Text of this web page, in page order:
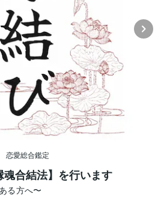
恋愛総合鑑定
合結法】を行います
る方へ〜